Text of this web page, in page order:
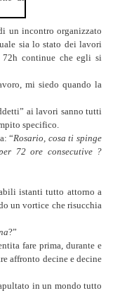
un incontro organizzato
sia lo stato dei lavori
continue che egli si
mi siedo quando la
ai lavori sanno tutti
specifico.
“Rosario, cosa ti spinge
72 ore consecutive ?
istanti tutto attorno a
un vortice che risucchia
?”
fare prima, durante e
affronto decine e decine
in un mondo tutto